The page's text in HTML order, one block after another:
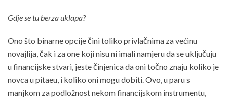
Gdje se tu berza uklapa?
Ono što binarne opcije čini toliko privlačnima za većinu
novajlija, čak i za one koji nisu ni imali namjeru da se uključuju
u financijske stvari, jeste činjenica da oni točno znaju koliko je
novca u pitaeu, i koliko oni mogu dobiti. Ovo, u paru s
manjkom za podložnost nekom financijskom instrumentu,